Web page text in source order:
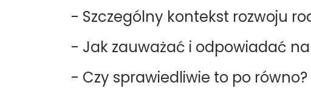
- Szczególny kontekst rozwoju
- Jak zauważać i odpowiadać
- Czy sprawiedliwie to po równo?